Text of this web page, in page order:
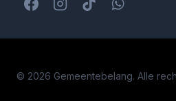
© 2026 Gemeentebelang. Alle